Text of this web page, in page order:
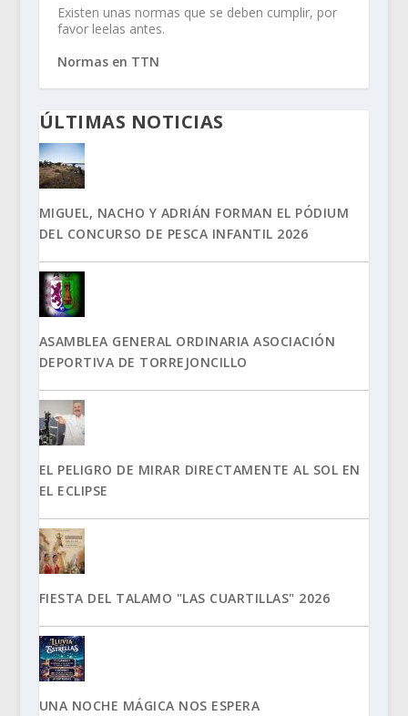
Existen unas normas que se deben cumplir, por
favor leelas antes.
Normas en TTN
ÚLTIMAS NOTICIAS
MIGUEL, NACHO Y ADRIÁN FORMAN EL PÓDIUM
DEL CONCURSO DE PESCA INFANTIL 2026
ASAMBLEA GENERAL ORDINARIA ASOCIACIÓN
DEPORTIVA DE TORREJONCILLO
EL PELIGRO DE MIRAR DIRECTAMENTE AL SOL EN
EL ECLIPSE
FIESTA DEL TALAMO "LAS CUARTILLAS" 2026
UNA NOCHE MÁGICA NOS ESPERA